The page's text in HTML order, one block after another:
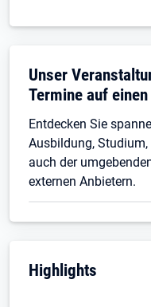
Unser
Termine auf
Entdecken Sie
Ausbildung,
auch der
externen Anbietern.
Highlights